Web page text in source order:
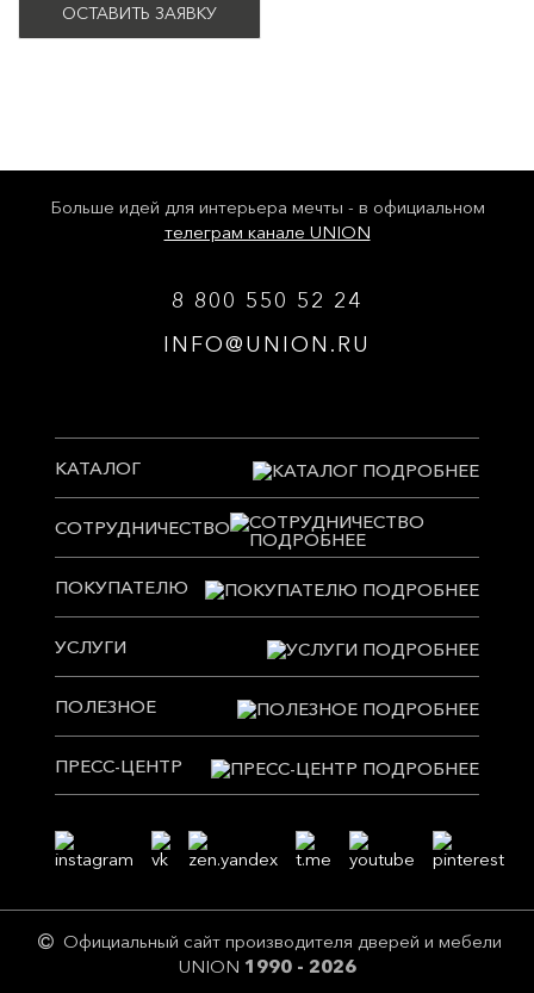
ОСТАВИТЬ ЗАЯВКУ
Больше идей для интерьера мечты - в официальном
телеграм канале UNION
8 800 550 52 24
INFO@UNION.RU
КАТАЛОГ
СОТРУДНИЧЕСТВО
ПОКУПАТЕЛЮ
УСЛУГИ
ПОЛЕЗНОЕ
ПРЕСС-ЦЕНТР
Официальный сайт производителя дверей и мебели
UNION 1990 - 2026